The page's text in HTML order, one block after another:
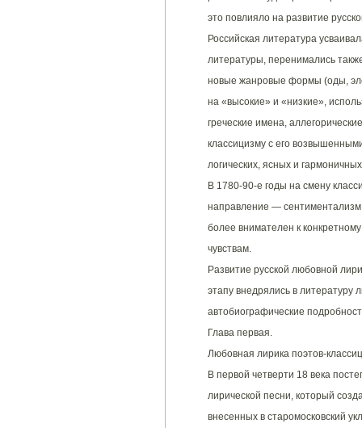
это повлияло на развитие
Российская литература
литературы, перенимались
новые жанровые формы (оды,
на «высокие» и «низкие»,
греческие имена,
классицизму с его
логических, ясных и
В 1780-90-е годы на смену
направление —
более внимателен к
чувствам.
Развитие русской любовной
этапу внедрялись в литературу
автобиографические
Глава первая.
Любовная лирика поэтов-
В первой четверти 18 века
лирической песни, который
внесенных в старомосковский